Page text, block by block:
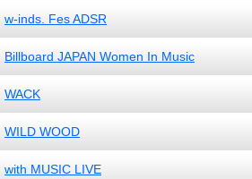
w-inds. Fes ADSR
Billboard JAPAN Women In Music
WACK
WILD WOOD
with MUSIC LIVE